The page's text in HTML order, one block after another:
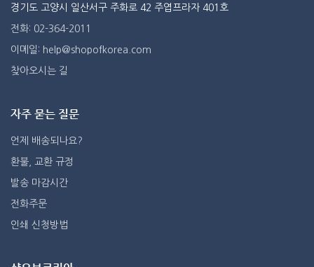
경기도 고양시 일산서구 주화로 42 주엽프라자 401호
전화: 02-364-2011
이메일: help@shopofkorea.com
찾아오시는 길
자주 묻는 질문
언제 배송되나요?
환불, 교환 규정
발송 마감시간
전화주문
인쇄 신청방법